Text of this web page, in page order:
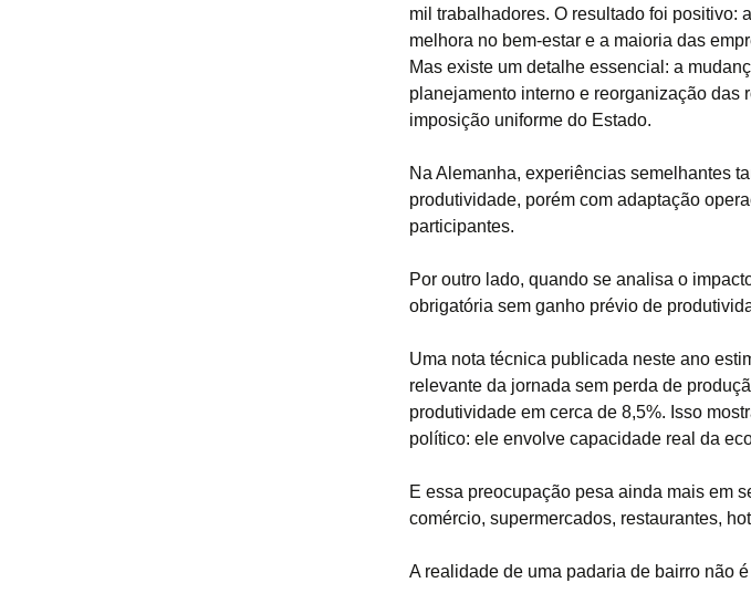
mil trabalhadores. O resultado foi positivo:
melhora no bem-estar e a maioria das
Mas existe um detalhe essencial: a
planejamento interno e reorganização das
imposição uniforme do Estado.
Na Alemanha, experiências semelhantes
produtividade, porém com adaptação
participantes.
Por outro lado, quando se analisa o
obrigatória sem ganho prévio de
Uma nota técnica publicada neste ano
relevante da jornada sem perda de
produtividade em cerca de 8,5%. Isso
político: ele envolve capacidade real da
E essa preocupação pesa ainda mais em
comércio, supermercados, restaurantes,
A realidade de uma padaria de bairro não